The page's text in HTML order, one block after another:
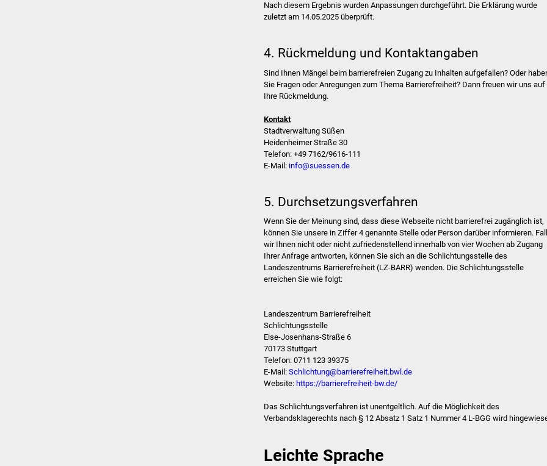
Nach diesem Ergebnis wurden Anpassungen durchgeführt. Die Erklärung wurde
zuletzt am 14.05.2025 überprüft.
4. Rückmeldung und Kontaktangaben
Sind Ihnen Mängel beim barrierefreien Zugang zu Inhalten aufgefallen? Oder
Sie Fragen oder Anregungen zum Thema Barrierefreiheit? Dann freuen wir uns auf
Ihre Rückmeldung.
Kontakt
Stadtverwaltung Süßen
Heidenheimer Straße 30
Telefon: +49 7162/9616-111
E-Mail: info@suessen.de
5. Durchsetzungsverfahren
Wenn Sie der Meinung sind, dass diese Webseite nicht barrierefrei zugänglich ist,
können Sie unsere in Ziffer 4 genannte Stelle oder Person darüber informieren.
wir Ihnen nicht oder nicht zufriedenstellend innerhalb von vier Wochen ab Zugang
Ihrer Anfrage antworten, können Sie sich an die Schlichtungsstelle des
Landeszentrums Barrierefreiheit (LZ-BARR) wenden. Die Schlichtungsstelle
erreichen Sie wie folgt:
Landeszentrum Barrierefreiheit
Schlichtungsstelle
Else-Josenhans-Straße 6
70173 Stuttgart
Telefon: 0711 123 39375
E-Mail: Schlichtung@barrierefreiheit.bwl.de
Website: https://barrierefreiheit-bw.de/
Das Schlichtungsverfahren ist unentgeltlich. Auf die Möglichkeit des
Verbandsklagerechts nach § 12 Absatz 1 Satz 1 Nummer 4 L-BGG wird
Leichte Sprache